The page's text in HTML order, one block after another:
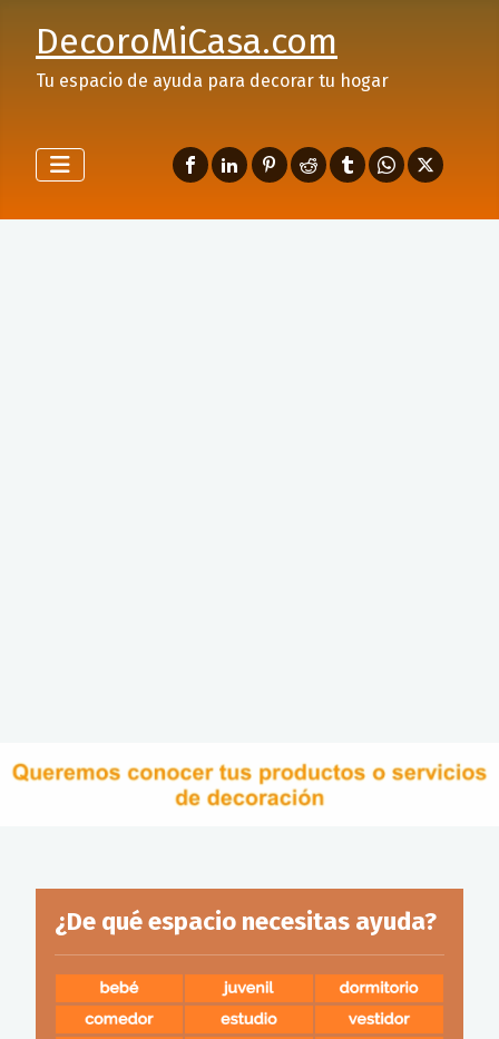
DecoroMiCasa.com
Tu espacio de ayuda para decorar tu hogar
¿De qué espacio necesitas ayuda?